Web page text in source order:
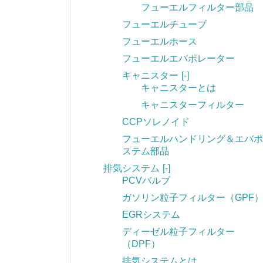
フューエルフィルター部品
フューエルチューブ
フューエルホース
フューエルエバポレーター
キャニスター [-]
キャニスターとは
キャニスターフィルター
CCPソレノイド
フューエルハンドリング＆エバ
ステム部品
排気システム [-]
PCVバルブ
ガソリン粒子フィルター（GPF）
EGRシステム
ディーゼル粒子フィルター
（DPF）